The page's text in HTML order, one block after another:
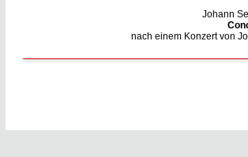
Johann
nach einem Konzert von